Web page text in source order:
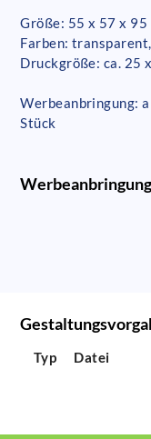
Größe: 55 x 57 x 95
Farben:
Druckgröße: ca. 25
Werbeanbringung:
Stück
Typ Datei